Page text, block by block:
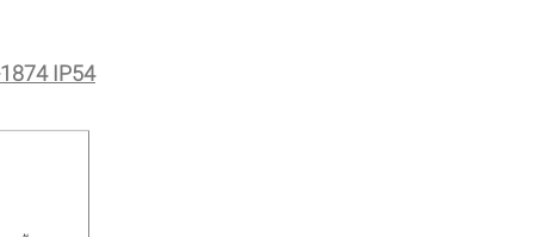
IP54